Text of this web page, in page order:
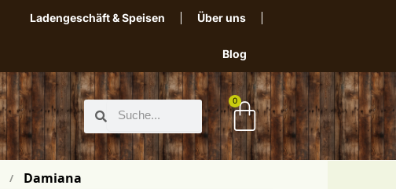
Ladengeschäft & Speisen Über uns
Blog
0
/ Damiana